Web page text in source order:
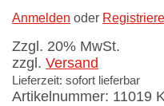
Anmelden oder
Zzgl. 20% MwSt.
zzgl. Versand
Lieferzeit: sofort lieferbar
Artikelnummer: 11019